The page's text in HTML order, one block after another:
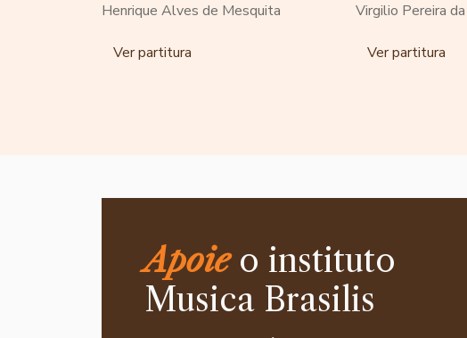
Henrique Alves de Mesquita
Ver partitura
Virgilio Pereira
Ver partitura
Apoieo instituto
Musica Brasilis